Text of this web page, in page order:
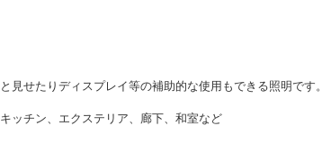
せたりディスプレイ等の補助的な使用もできる照明です。
ッチン、エクステリア、廊下、和室など